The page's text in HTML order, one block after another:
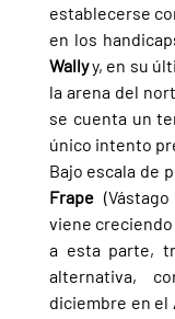
establecerse
en los
Wally y, en su
la arena del
se cuenta un
único intento
Frape
viene
a esta parte,
alternativa,
diciembre en el